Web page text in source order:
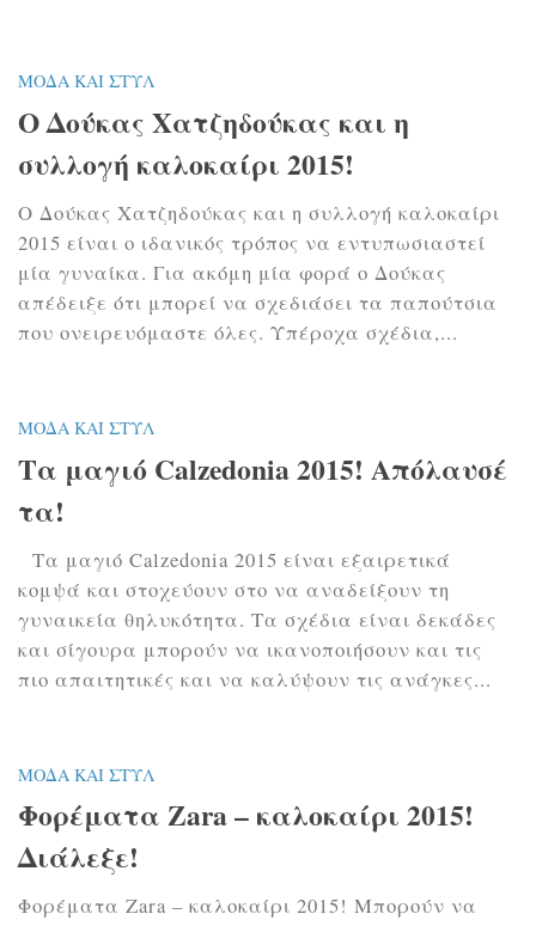
ΜΌΔΑ ΚΑΙ ΣΤΥΛ
Ο Δούκας Χατζηδούκας και η
συλλογή καλοκαίρι 2015!
Ο Δούκας Χατζηδούκας και η συλλογή καλοκαίρι
2015 είναι ο ιδανικός τρόπος να εντυπωσιαστεί
μία γυναίκα. Για ακόμη μία φορά ο Δούκας
απέδειξε ότι μπορεί να σχεδιάσει τα παπούτσια
που ονειρευόμαστε όλες. Υπέροχα σχέδια,...
ΜΌΔΑ ΚΑΙ ΣΤΥΛ
Τα μαγιό Calzedonia 2015! Απόλαυσέ
τα!
Τα μαγιό Calzedonia 2015 είναι εξαιρετικά
κομψά και στοχεύουν στο να αναδείξουν τη
γυναικεία θηλυκότητα. Τα σχέδια είναι δεκάδες
και σίγουρα μπορούν να ικανοποιήσουν και τις
πιο απαιτητικές και να καλύψουν τις ανάγκες...
ΜΌΔΑ ΚΑΙ ΣΤΥΛ
Φορέματα Zara – καλοκαίρι 2015!
Διάλεξε!
Φορέματα Zara – καλοκαίρι 2015! Μπορούν να